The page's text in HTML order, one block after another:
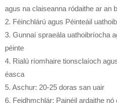
agus na claiseanna ródaithe ar an
2. Féinchlárú agus Péinteáil
3. Gunnaí spraeála uathoibríocha
péinte
4. Rialú ríomhaire tionsclaíoch
éasca
5. Aschur: 20-25 doras san uair
6. Feidhmchlár: Painéil ardaithe